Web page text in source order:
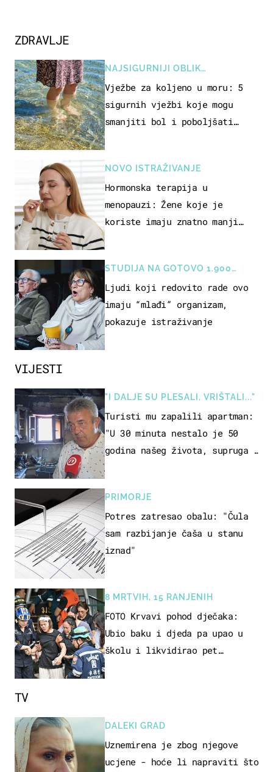
VIJESTI
"I DALJE SU PLESALI, VRIŠTALI..."
Turisti mu zapalili apartman:
"U 30 minuta nestalo je 50
godina našeg života, supruga i
PRIMORJE
Potres zatresao obalu: "Čula
sam razbijanje čaša u stanu
iznad"
8 MRTVIH, 15 RANJENIH
FOTO Krvavi pohod dječaka:
Ubio baku i djeda pa upao u
školu i likvidirao pet
ZDRAVLJE
NAJSIGURNIJI OBLIK
REKREACIJE
Vježbe za koljeno u moru: 5
sigurnih vježbi koje mogu
smanjiti bol i poboljšati
NOVO ISTRAŽIVANJE
Hormonska terapija u
menopauzi: Žene koje je
koriste imaju znatno manji
STUDIJA NA GOTOVO 1.900
OSOBA
Ljudi koji redovito rade ovo
imaju “mlađi” organizam,
pokazuje istraživanje
TV
DALEKI GRAD
Uznemirena je zbog njegove
ucjene - hoće li napraviti što